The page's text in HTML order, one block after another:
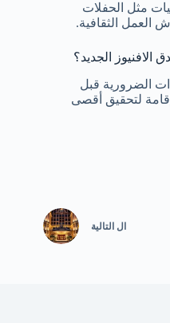
مثل الحفلات
العمل الثقافية.
الافنيوز الجديد؟
الضرورية قبل
لتحقيق أقصى
ال التالية